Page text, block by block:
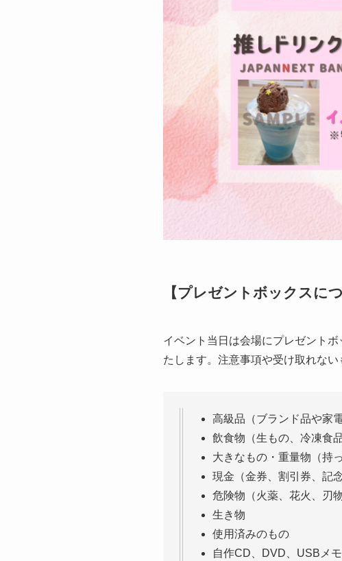
【プレゼントボックスに
イベント当日は会場にプレゼント
たします。注意事項や受け取れな
高級品（ブランド品や家
飲食物（生もの、冷凍食
大きなもの・重量物（持
現金（金券、割引券、記
危険物（火薬、花火、刃
生き物
使用済みのもの
自作CD、DVD、USBメ